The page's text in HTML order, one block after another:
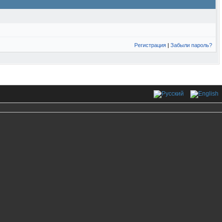
Регистрация | Забыли пароль?